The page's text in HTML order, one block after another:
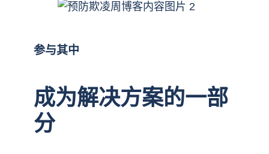
参与其中
成为解决方案的一部
分